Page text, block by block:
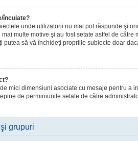
încuiate?
unde utilizatorii nu mai pot răspunde şi
multe motive şi au fost setate astfel de către
putea să vă închideţi propriile subiecte doar
mici dimensiuni asociate cu mesaje pentru a
de perminiunile setate de către
grupuri